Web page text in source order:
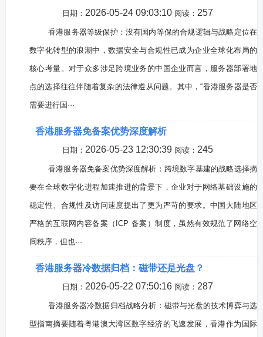
日期： 2026-05-24 09:03:10 阅读： 257
香港服务器等级保护：没有国内等保的合规逻辑与战略定位在
数字化转型的浪潮中，数据安全与合规性已成为企业全球化布局的
核心考量。对于众多涉足跨境业务的中国企业而言，服务器部署地
点的选择往往伴随着复杂的法律遵从问题。其中，“香港服务器是否
需要进行国···
香港服务器免备案优势深度解析
日期： 2026-05-23 12:30:39 阅读： 245
香港服务器免备案优势深度解析：跨境数字基建的战略选择摘
要在全球数字化进程加速推进的背景下，企业对于网络基础设施的
稳定性、合规性及访问速度提出了更为严苛的要求。中国大陆地区
严格的互联网内容备案（ICP 备案）制度，虽然有效规范了网络空
间秩序，但也···
香港服务器冷数据归档：磁带还是光盘？
日期： 2026-05-22 07:50:16 阅读： 287
香港服务器冷数据归档战略分析：磁带与光盘的技术博弈与选
型指南摘要随着粤港澳大湾区数字经济的飞速发展，香港作为国际